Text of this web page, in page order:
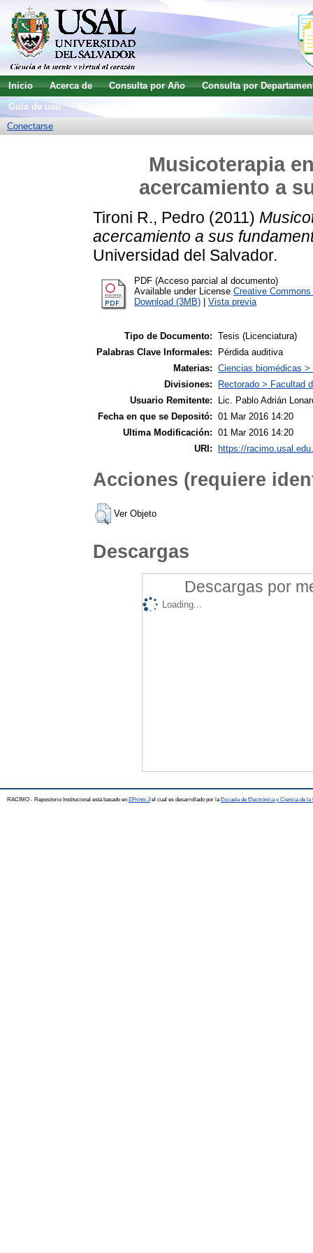
Inicio Acerca de Consulta por Año
Consulta por
Guía de uso
Conectarse
Musicoterapia
acercamiento a
Tironi R., Pedro (2011)
acercamiento a sus
Universidad del Salvador.
PDF (Acceso parcial al documento)
Available under License Creative
Download (3MB)
Vista previa
Tipo de Documento: Tesis (Licenciatura)
Palabras Clave Informales:
Pérdida auditiva
Materias: Ciencias biomédicas
Divisiones:
Rectorado > Facultad
Usuario Remitente:
Lic. Pablo Adrián
Fecha en que se Depositó: 01 Mar 2016 14:20
Ultima Modificación: 01 Mar 2016 14:20
URI:
https://
Acciones (requiere
Ver Objeto
Descargas
Descargas por
Loading...
RACIMO - Repositorio Institucional está basado en EPrints 3el cual es desarrollado por la Escuela de Electrónica y Ciencia de la